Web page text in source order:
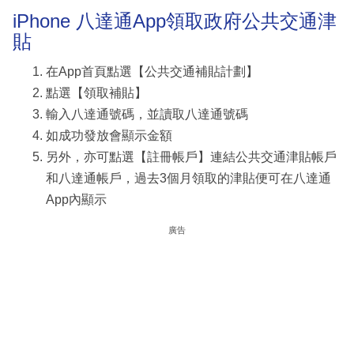
iPhone 八達通App領取政府公共交通津
貼
在App首頁點選【公共交通補貼計劃】
點選【領取補貼】
輸入八達通號碼，並讀取八達通號碼
如成功發放會顯示金額
另外，亦可點選【註冊帳戶】連結公共交通津貼帳戶
和八達通帳戶，過去3個月領取的津貼便可在八達通
App內顯示
廣告